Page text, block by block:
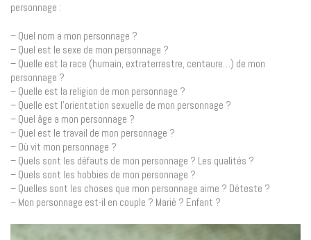
personnage :
– Quel nom a mon personnage ?
– Quel est le sexe de mon personnage ?
– Quelle est la race (humain, extraterrestre, centaure…) de mon
personnage ?
– Quelle est la religion de mon personnage ?
– Quelle est l’orientation sexuelle de mon personnage ?
– Quel âge a mon personnage ?
– Quel est le travail de mon personnage ?
– Où vit mon personnage ?
– Quels sont les défauts de mon personnage ? Les qualités ?
– Quels sont les hobbies de mon personnage ?
– Quelles sont les choses que mon personnage aime ? Déteste ?
– Mon personnage est-il en couple ? Marié ? Enfant ?